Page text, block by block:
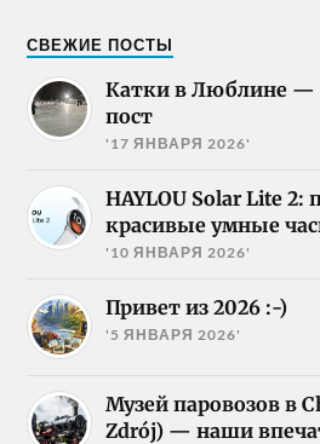
СВЕЖИЕ ПОСТЫ
Катки в Люблине —
пост
'17 ЯНВАРЯ 2026'
HAYLOU Solar Lite 2:
красивые умные
'10 ЯНВАРЯ 2026'
Привет из 2026 :-)
'5 ЯНВАРЯ 2026'
Музей паровозов в
Zdrój) — наши